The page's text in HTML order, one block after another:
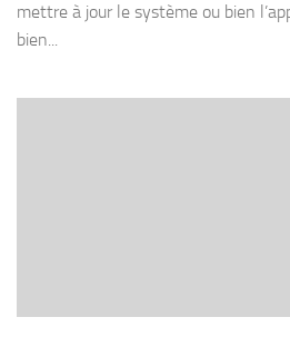
mettre à jour le système ou bien
bien...